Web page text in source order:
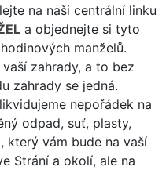
na naši centrální linku
a objednejte si tyto
manželů.
zahrady, a to bez
zahrady se jedná.
nepořádek na
odpad, suť, plasty,
který vám bude na vaší
Strání a okolí, ale na